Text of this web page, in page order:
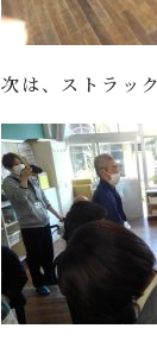
次は、ストラッ